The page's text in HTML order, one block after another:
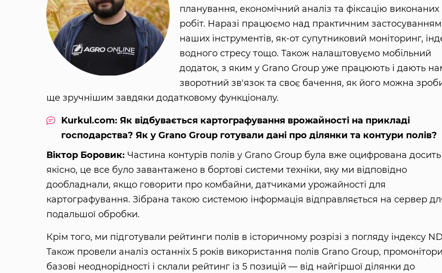
планування, економічний аналіз та фіксацію виконаних
робіт. Наразі працюємо над практичним застосуванням
наших інструментів, як-от супутниковий моніторинг,
водного стресу тощо. Також налаштовуємо мобільний
додаток, з яким у Grano Group уже працюють і дають
зворотний зв'язок та своє бачення, як його можна
ще зручнішим завдяки додатковому функціоналу.
Kurkul.com: Як відбувається картографування врожайності на прикладі
господарства? Як у Grano Group готували дані про ділянки та контури полів?
Віктор Боровик: Частина контурів полів у Grano Group була вже оцифрована досить
якісно, це все було завантажено в бортові системи техніки, яку ми відповідно
дообладнали, якщо говорити про комбайни, датчиками урожайності для
картографування. Зібрана такою системою інформація відправляється на сервер
подальшої обробки.
Крім того, ми підготували рейтинги полів в історичному розрізі з погляду індексу
Також провели аналіз останніх 5 років використання полів Grano Group,
базові неоднорідності і склали рейтинг із 5 позицій — від найгіршої ділянки до